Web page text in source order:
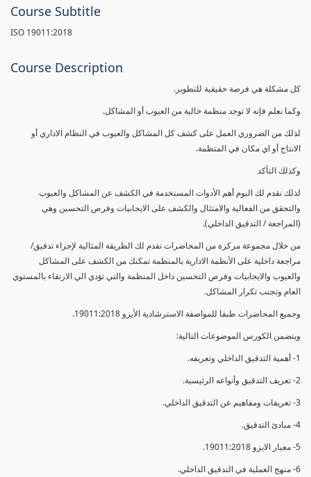
Course Subtitle
ISO 19011:2018
Course Description
كل مشكلة هي فرصة حقيقية للتطوير.
وكما نعلم فإنه لا توجد منظمة خالية من العيوب أو المشاكل.
لذلك من الضروري العمل على كشف كل المشاكل والعيوب في النظام الاداري أو
الانتاج أو اي مكان في المنظمة.
وكذلك التأكد
لذلك نقدم لك اليوم أهم الأدوات المستخدمة في الكشف عن المشاكل والعيوب
والتحقق من الفعالية والامتثال والكشف على الايجابيات وفرص التحسين وهي
(المراجعة / التدقيق الداخلي).
من خلال مجموعة مركزة من المحاضرات نقدم لك الطريقة المثالية لإجراء تدقيق/
مراجعة داخلية على الأنظمة الادارية بالمنظمة تمكنك من الكشف على المشاكل
والعيوب والايجابيات وفرص التحسين داخل المنظمة والتي تؤدي الي الارتقاء بالمستوي
العام وتجنب تكرار المشاكل.
وجميع المحاضرات طبقا للمواصفة الاسترشادية الأيزو 19011:2018.
ويتضمن الكورس الموضوعات التالية:
1- أهمية التدقيق الداخلي وتعريفه.
2- تعريف التدقيق وأنواعه الرئيسية.
3- تعريفات ومفاهيم عن التدقيق الداخلي.
4- مبادئ التدقيق.
5- معيار الايزو 19011:2018.
6- منهج العملية في التدقيق الداخلي.